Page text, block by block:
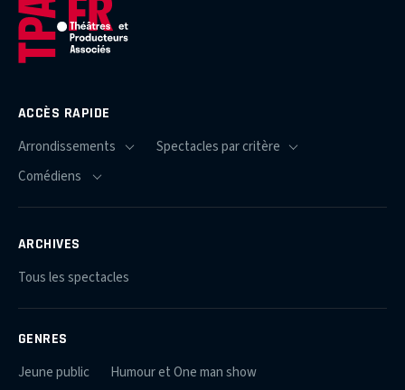
ACCÈS RAPIDE
ARCHIVES
Tous les spectacles
GENRES
Jeune public
Humour et One man show